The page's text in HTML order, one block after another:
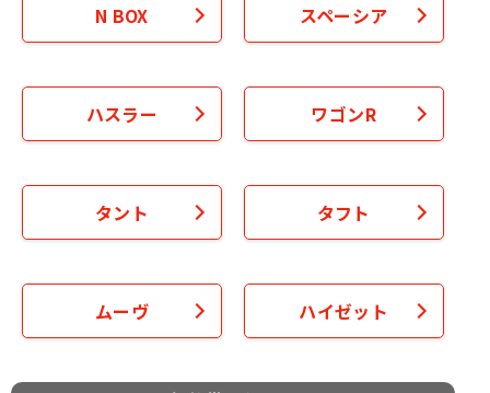
N BOX スペーシア
ハスラー ワゴンR
タント タフト
ムーヴ ハイゼット